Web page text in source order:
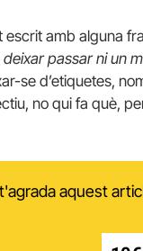
escrit amb alguna
passar ni un
se d’etiquetes,
no qui fa què,
aquest